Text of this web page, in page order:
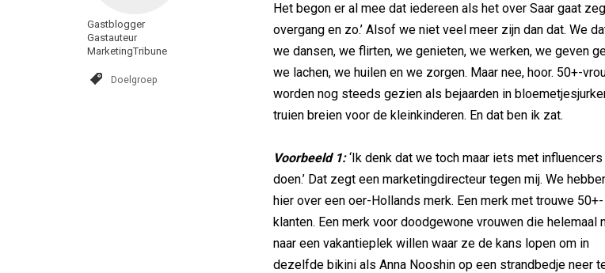
Gastblogger
Gastauteur
MarketingTribune
Doelgroep
Het begon er al mee dat iedereen als het over Saar gaat
overgang en zo.’ Alsof we niet veel meer zijn dan dat. We
we dansen, we flirten, we genieten, we werken, we geven
we lachen, we huilen en we zorgen. Maar nee, hoor. 50+-
worden nog steeds gezien als bejaarden in
truien breien voor de kleinkinderen. En dat ben ik zat.
Voorbeeld 1:‘Ik denk dat we toch maar iets met influencers
doen.’ Dat zegt een marketingdirecteur tegen mij. We
hier over een oer-Hollands merk. Een merk met trouwe 50+-
klanten. Een merk voor doodgewone vrouwen die helemaal
naar een vakantieplek willen waar ze de kans lopen om in
dezelfde bikini als Anna Nooshin op een strandbedje neer